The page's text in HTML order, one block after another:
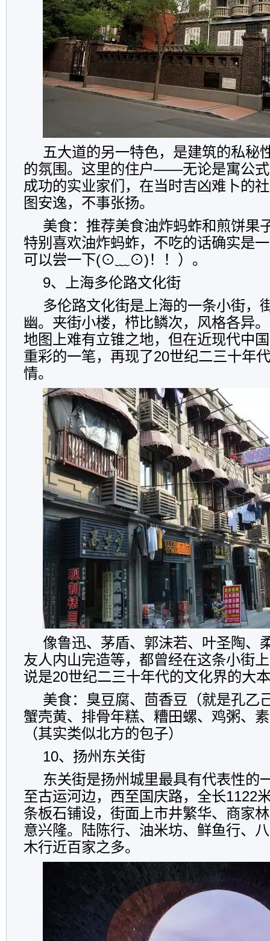
五大道的另一特色，是建筑的私秘
的氛围。这里的住户——无论是寓公
成功的实业家们，在当时吉凶难卜的
图安逸，不事张扬。
美食：推荐美食油炸蚂蚱和煎饼果
特别喜欢油炸蚂蚱，不吃的话确实是
可以尝一下(⊙﹏⊙)！！）。
9、上海多伦路文化街
多伦路文化街是上海的一条小街，
幽。夹街小楼，栉比鳞次，风格各异
地图上难有立锥之地，但在近现代中
重彩的一笔，再现了20世纪二三十年
情。
像鲁迅、茅盾、郭沫若、叶圣陶、
友人内山完造等，都曾经在这条小街
说是20世纪二三十年代的文化界的大
美食：臭豆腐、茴香豆（就是孔乙
蟹壳黄、排骨年糕、糟田螺、鸡粥、
（其实类似北方的包子）
10、扬州东关街
东关街是扬州城里最具有代表性的
至古运河边，西至国庆路，全长1122
条板石铺设，街面上市井繁华、商家
意兴隆。陆陈行、油米坊、鲜鱼行、
木行近百家之多。